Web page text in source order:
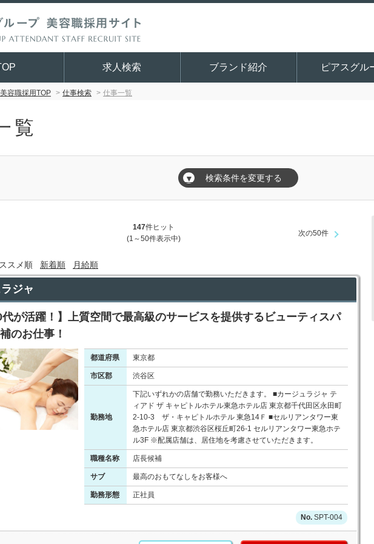
求人検索 ブランド紹介 ピアスグル
容職採用TOP 仕事検索 仕事一覧
覧
▼ 検索条件を変更する
147件ヒット
(1～50件表示中)
次の50件
スメ順 新着順 月給順
ジャ
代が活躍！】上質空間で最高級のサービスを提供するビューティスパ
のお仕事！
都道府県 東京都
市区郡 渋谷区
勤務地
下記いずれかの店舗で勤務いただきます。 ■カージュラジャ テ
ィアド ザ キャピトルホテル東急ホテル店 東京都千代田区永田町
2-10-3 ザ・キャピトルホテル 東急14Ｆ ■セルリアンタワー東
急ホテル店 東京都渋谷区桜丘町26-1 セルリアンタワー東急ホテ
ル3F ※配属店舗は、居住地を考慮させていただきます。
職種名称 店長候補
サブ 最高のおもてなしをお客様へ
勤務形態 正社員
SPT-004